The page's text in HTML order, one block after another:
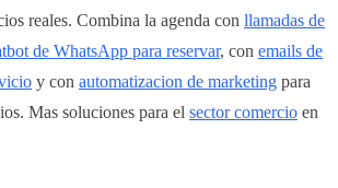
reales. Combina la agenda con llamadas de
de WhatsApp para reservar, con emails de
y con automatizacion de marketing para
Mas soluciones para el sector comercio en